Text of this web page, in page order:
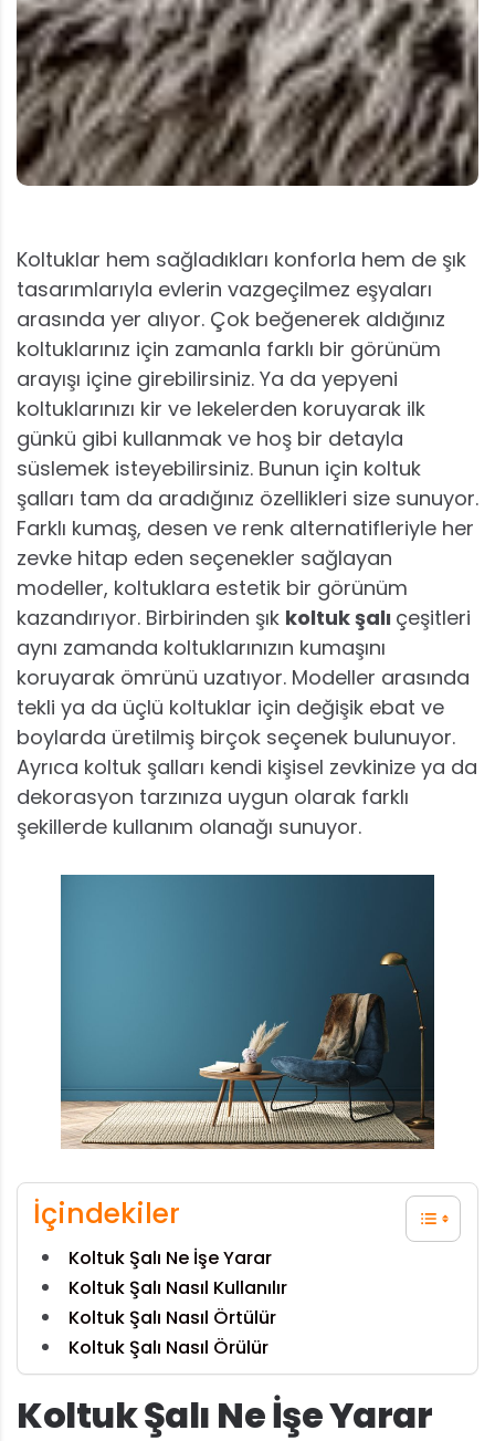
Koltuklar hem sağladıkları konforla hem de şık
tasarımlarıyla evlerin vazgeçilmez eşyaları
arasında yer alıyor. Çok beğenerek aldığınız
koltuklarınız için zamanla farklı bir görünüm
arayışı içine girebilirsiniz. Ya da yepyeni
koltuklarınızı kir ve lekelerden koruyarak ilk
günkü gibi kullanmak ve hoş bir detayla
süslemek isteyebilirsiniz. Bunun için koltuk
şalları tam da aradığınız özellikleri size sunuyor.
Farklı kumaş, desen ve renk alternatifleriyle her
zevke hitap eden seçenekler sağlayan
modeller, koltuklara estetik bir görünüm
kazandırıyor. Birbirinden şık koltuk şalı çeşitleri
aynı zamanda koltuklarınızın kumaşını
koruyarak ömrünü uzatıyor. Modeller arasında
tekli ya da üçlü koltuklar için değişik ebat ve
boylarda üretilmiş birçok seçenek bulunuyor.
Ayrıca koltuk şalları kendi kişisel zevkinize ya da
dekorasyon tarzınıza uygun olarak farklı
şekillerde kullanım olanağı sunuyor.
İçindekiler
Koltuk Şalı Ne İşe Yarar
Koltuk Şalı Nasıl Kullanılır
Koltuk Şalı Nasıl Örtülür
Koltuk Şalı Nasıl Örülür
Koltuk Şalı Ne İşe Yarar